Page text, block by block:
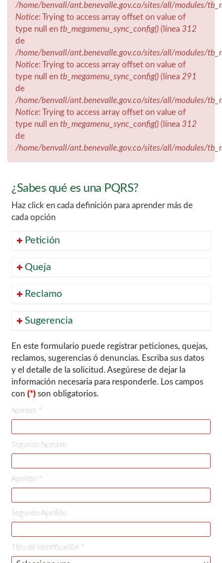
/home/benvall/ant.benevalle.gov.co/sites/all/modules/
Notice: Trying to access array offset on value of
type null en tb_megamenu_sync_config() (línea 312
de
/home/benvall/ant.benevalle.gov.co/sites/all/modules/
Notice: Trying to access array offset on value of
type null en tb_megamenu_sync_config() (línea 291
de
/home/benvall/ant.benevalle.gov.co/sites/all/modules/
Notice: Trying to access array offset on value of
type null en tb_megamenu_sync_config() (línea 312
de
/home/benvall/ant.benevalle.gov.co/sites/all/modules/
¿Sabes qué es una PQRS?
Haz click en cada definición para aprender más de
cada opción
Petición
Queja
Reclamo
Sugerencia
En este formulario puede registrar peticiones, quejas,
reclamos, sugerencias ó denuncias. Escriba sus datos
y el detalle de la solicitud. Asegúrese de dejar la
información necesaria para responderle. Los campos
con(*)son obligatorios.
Nombre *
Segundo Nombre
Apellido *
Segundo Apellido
Tipo de Identificación *